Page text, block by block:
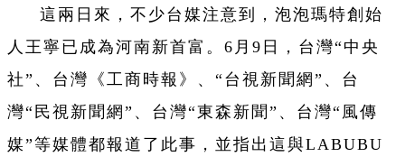
這兩日來，不少台媒注意到，泡泡瑪特創始
人王寧已成為河南新首富。6月9日，台灣“中央
社”、台灣《工商時報》、“台視新聞網”、台
灣“民視新聞網”、台灣“東森新聞”、台灣“風傳
媒”等媒體都報道了此事，並指出這與LABUBU